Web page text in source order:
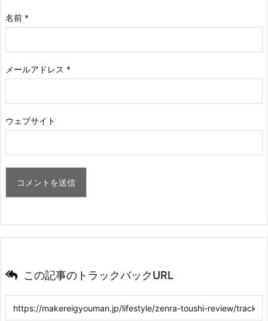
名前 *
メールアドレス *
ウェブサイト
この記事のトラックバックURL